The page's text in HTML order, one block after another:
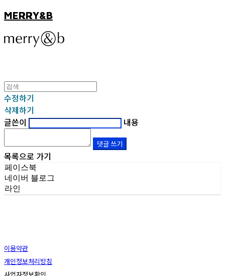
MERRY&B
수정하기
삭제하기
글쓴이
내용
댓글 쓰기
목록으로 가기
페이스북
네이버 블로그
라인
이용약관
개인정보처리방침
사업자정보확인